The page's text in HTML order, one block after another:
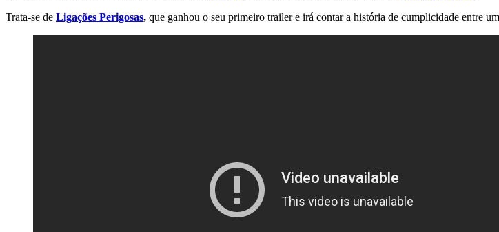
Trata-se de Ligações Perigosas, que ganhou o seu primeiro trailer e irá contar a história de cumplicidade entre